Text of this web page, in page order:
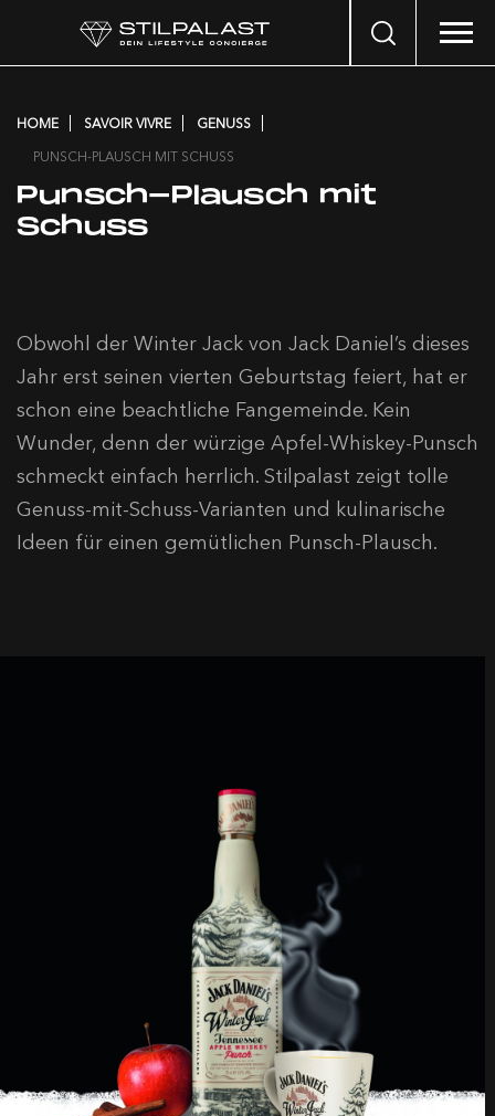
Search
HOME SAVOIR VIVRE
GENUSS
PUNSCH-PLAUSCH MIT SCHUSS
Punsch-Plausch mit
Schuss
Obwohl der Winter Jack von Jack Daniel’s dieses
Jahr erst seinen vierten Geburtstag feiert, hat er
schon eine beachtliche Fangemeinde. Kein
Wunder, denn der würzige Apfel-Whiskey-Punsch
schmeckt einfach herrlich. Stilpalast zeigt tolle
Genuss-mit-Schuss-Varianten und kulinarische
Ideen für einen gemütlichen Punsch-Plausch.